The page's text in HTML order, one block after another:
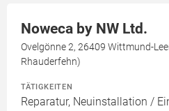
Noweca by NW Ltd.
Ovelgönne 2, 26409 Wittmund-
Rhauderfehn)
TÄTIGKEITEN
Reparatur, Neuinstallation /